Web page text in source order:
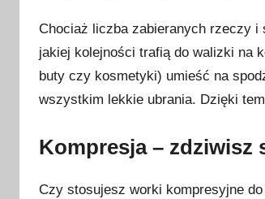
Chociaż liczba zabieranych rzeczy i
jakiej kolejności trafią do walizki na
buty czy kosmetyki) umieść na
wszystkim lekkie ubrania. Dzięki
Kompresja – zdziwisz
Czy stosujesz worki kompresyjne